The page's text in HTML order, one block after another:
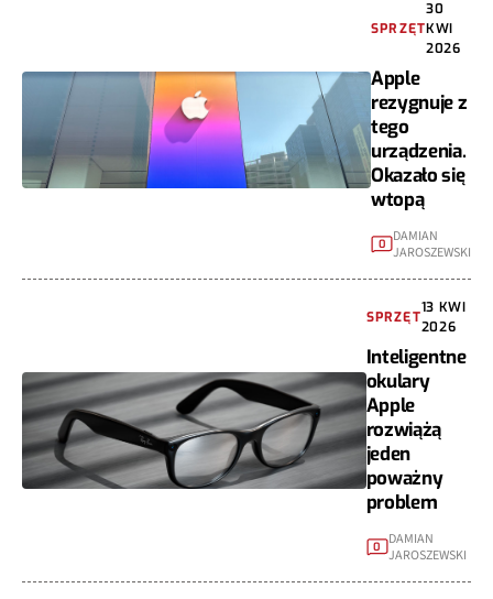
SPRZĘT
30
KWI
2026
Apple
rezygnuje z
tego
urządzenia.
Okazało się
wtopą
0
DAMIAN
JAROSZEWSKI
SPRZĘT
13 KWI
2026
Inteligentne
okulary
Apple
rozwiążą
jeden
poważny
problem
0 DAMIAN
JAROSZEWSKI